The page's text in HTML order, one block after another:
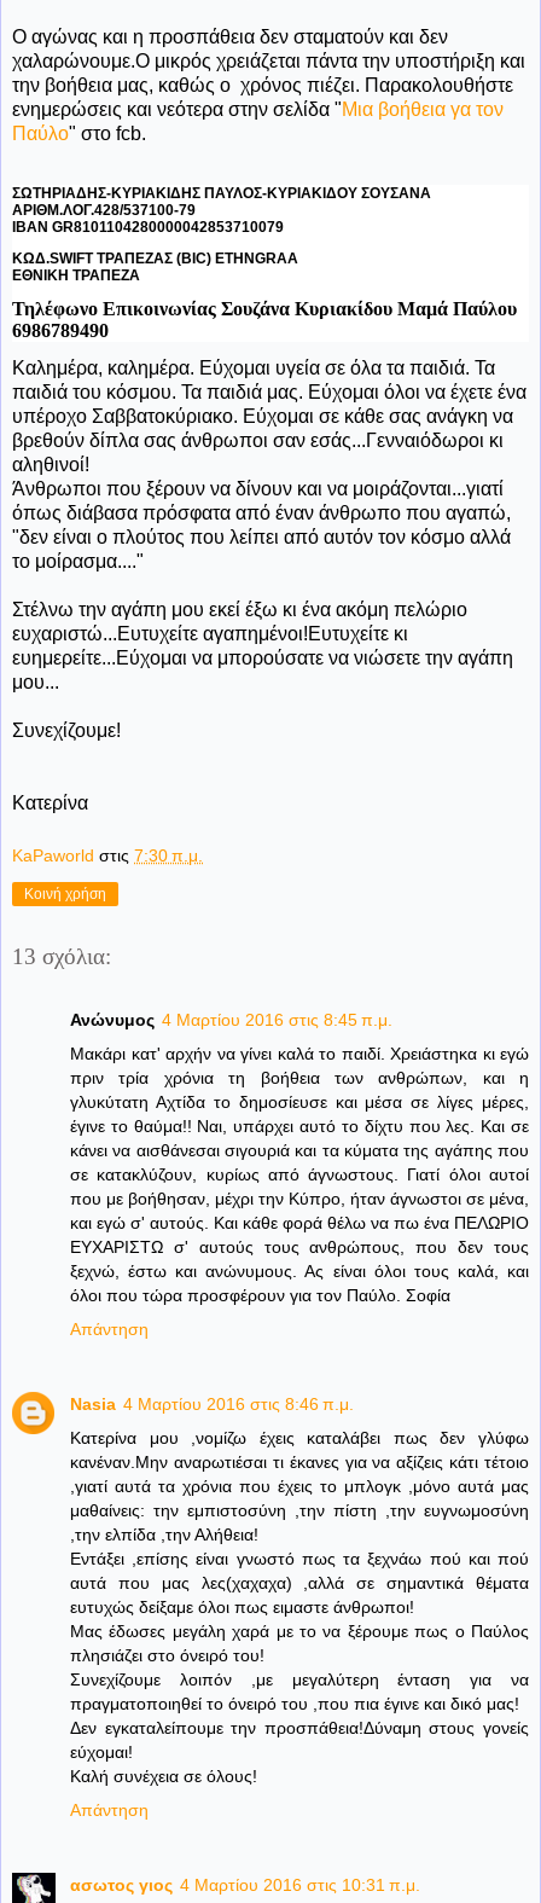
Ο αγώνας και η προσπάθεια δεν σταματούν και δεν
χαλαρώνουμε.Ο μικρός χρειάζεται πάντα την υποστήριξη και
την βοήθεια μας, καθώς ο χρόνος πιέζει. Παρακολουθήστε
ενημερώσεις και νεότερα στην σελίδα "Μια βοήθεια γα τον
Παύλο" στο fcb.
ΣΩΤΗΡΙΑΔΗΣ-ΚΥΡΙΑΚΙΔΗΣ ΠΑΥΛΟΣ-ΚΥΡΙΑΚΙΔΟΥ ΣΟΥΣΑΝΑ
ΑΡΙΘΜ.ΛΟΓ.428/537100-79
ΙΒΑΝ GR8101104280000042853710079
ΚΩΔ.SWIFT ΤΡΑΠΕΖΑΣ (BIC) ΕΤΗΝGRAA
ΕΘΝΙΚΗ ΤΡΑΠΕΖΑ
Τηλέφωνο Επικοινωνίας Σουζάνα Κυριακίδου Μαμά Παύλου
6986789490
Καλημέρα, καλημέρα. Εύχομαι υγεία σε όλα τα παιδιά. Τα
παιδιά του κόσμου. Τα παιδιά μας. Εύχομαι όλοι να έχετε ένα
υπέροχο Σαββατοκύριακο. Εύχομαι σε κάθε σας ανάγκη να
βρεθούν δίπλα σας άνθρωποι σαν εσάς...Γενναιόδωροι κι
αληθινοί!
Άνθρωποι που ξέρουν να δίνουν και να μοιράζονται...γιατί
όπως διάβασα πρόσφατα από έναν άνθρωπο που αγαπώ,
"δεν είναι ο πλούτος που λείπει από αυτόν τον κόσμο αλλά
το μοίρασμα...."
Στέλνω την αγάπη μου εκεί έξω κι ένα ακόμη πελώριο
ευχαριστώ...Ευτυχείτε αγαπημένοι!Ευτυχείτε κι
ευημερείτε...Εύχομαι να μπορούσατε να νιώσετε την αγάπη
μου...
Συνεχίζουμε!
Κατερίνα
KaPaworld στις 7:30 π.μ.
Κοινή χρήση
13 σχόλια:
Ανώνυμος 4 Μαρτίου 2016 στις 8:45 π.μ.
Mακάρι κατ' αρχήν να γίνει καλά το παιδί. Χρειάστηκα κι εγώ
πριν τρία χρόνια τη βοήθεια των ανθρώπων, και η
γλυκύτατη Αχτίδα το δημοσίευσε και μέσα σε λίγες μέρες,
έγινε το θαύμα!! Ναι, υπάρχει αυτό το δίχτυ που λες. Και σε
κάνει να αισθάνεσαι σιγουριά και τα κύματα της αγάπης που
σε κατακλύζουν, κυρίως από άγνωστους. Γιατί όλοι αυτοί
που με βοήθησαν, μέχρι την Κύπρο, ήταν άγνωστοι σε μένα,
και εγώ σ' αυτούς. Και κάθε φορά θέλω να πω ένα ΠΕΛΩΡΙΟ
ΕΥΧΑΡΙΣΤΩ σ' αυτούς τους ανθρώπους, που δεν τους
ξεχνώ, έστω και ανώνυμους. Ας είναι όλοι τους καλά, και
όλοι που τώρα προσφέρουν για τον Παύλο. Σοφία
Απάντηση
Nasia 4 Μαρτίου 2016 στις 8:46 π.μ.
Κατερίνα μου ,νομίζω έχεις καταλάβει πως δεν γλύφω
κανέναν.Μην αναρωτιέσαι τι έκανες για να αξίζεις κάτι τέτοιο
,γιατί αυτά τα χρόνια που έχεις το μπλογκ ,μόνο αυτά μας
μαθαίνεις: την εμπιστοσύνη ,την πίστη ,την ευγνωμοσύνη
,την ελπίδα ,την Αλήθεια!
Εντάξει ,επίσης είναι γνωστό πως τα ξεχνάω πού και πού
αυτά που μας λες(χαχαχα) ,αλλά σε σημαντικά θέματα
ευτυχώς δείξαμε όλοι πως ειμαστε άνθρωποι!
Μας έδωσες μεγάλη χαρά με το να ξέρουμε πως ο Παύλος
πλησιάζει στο όνειρό του!
Συνεχίζουμε λοιπόν ,με μεγαλύτερη ένταση για να
πραγματοποιηθεί το όνειρό του ,που πια έγινε και δικό μας!
Δεν εγκαταλείπουμε την προσπάθεια!Δύναμη στους γονείς
εύχομαι!
Καλή συνέχεια σε όλους!
Απάντηση
ασωτος γιος 4 Μαρτίου 2016 στις 10:31 π.μ.